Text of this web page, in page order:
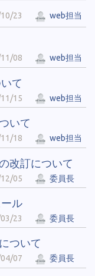
23 web担当
08 web担当
て
15 web担当
いて
18 web担当
改訂について
05 委員長
ル
23 委員長
ついて
07 委員長